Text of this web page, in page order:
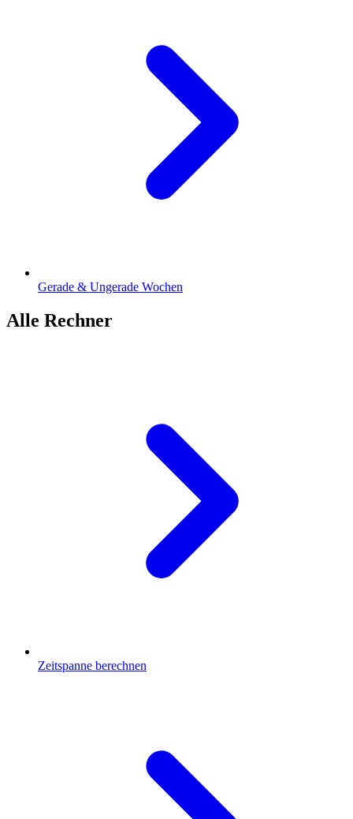
Gerade & Ungerade Wochen
Alle Rechner
Zeitspanne berechnen